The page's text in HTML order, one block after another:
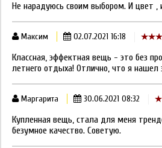
Не нарадуюсь своим выбором. И цвет ,
Максим 02.07.2021 16:18
Классная, эффектная вещь - это без
летнего отдыха! Отлично, что я нашел
Маргарита 30.06.2021 08:32
Купленная вещь, стала для меня
безумное качество. Советую.